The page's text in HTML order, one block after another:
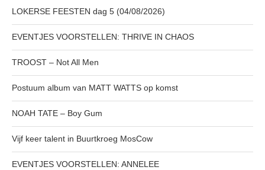
LOKERSE FEESTEN dag 5 (04/08/2026)
EVENTJES VOORSTELLEN: THRIVE IN CHAOS
TROOST – Not All Men
Postuum album van MATT WATTS op komst
NOAH TATE – Boy Gum
Vijf keer talent in Buurtkroeg MosCow
EVENTJES VOORSTELLEN: ANNELEE